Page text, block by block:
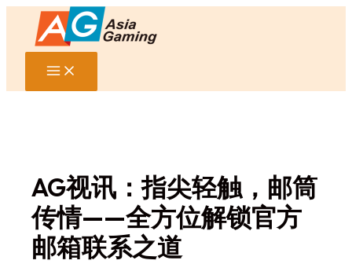
跳
Main
Menu
AG视讯：指尖轻触，邮筒
传情——全方位解锁官方
邮箱联系之道